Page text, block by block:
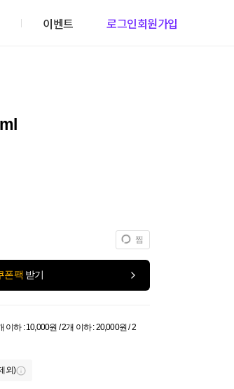
이벤트 로그인회원가입
찜
폰팩 받기
이하 : 10,000원 / 2개 이하 : 20,000원 / 2
외)